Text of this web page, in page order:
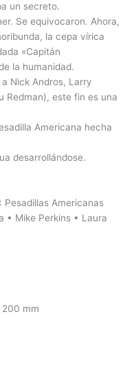
un secreto.
Se equivocaron. Ahora,
la cepa vírica
«Capitán
la humanidad.
Nick Andros, Larry
Redman), este fin es una
Americana hecha
desarrollándose.
Pesadillas Americanas
• Mike Perkins • Laura
200 mm